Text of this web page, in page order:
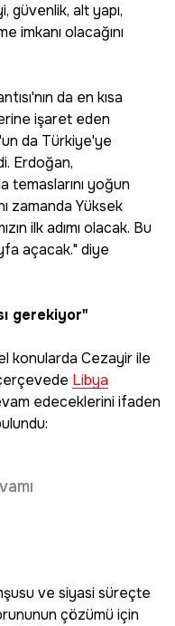
güvenlik, alt yapı,
imkanı olacağını
da en kısa
işaret eden
da Türkiye'ye
Erdoğan,
temaslarını yoğun
zamanda Yüksek
ilk adımı olacak. Bu
açacak." diye
gerekiyor"
konularda Cezayir ile
Libya
edeceklerini ifaden
ve siyasi süreçte
çözümü için